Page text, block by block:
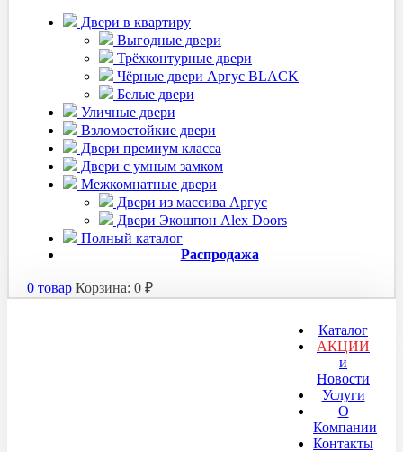
Двери в квартиру
Выгодные двери
Трёхконтурные двери
Чёрные двери Аргус BLACK
Белые двери
Уличные двери
Взломостойкие двери
Двери премиум класса
Двери с умным замком
Межкомнатные двери
Двери из массива Аргус
Двери Экошпон Alex Doors
Полный каталог
Распродажа
0 товар Корзина: 0 ₽
Каталог
АКЦИИ
и
Новости
Услуги
О
Компании
Контакты